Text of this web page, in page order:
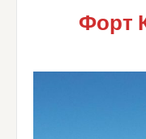
Форт